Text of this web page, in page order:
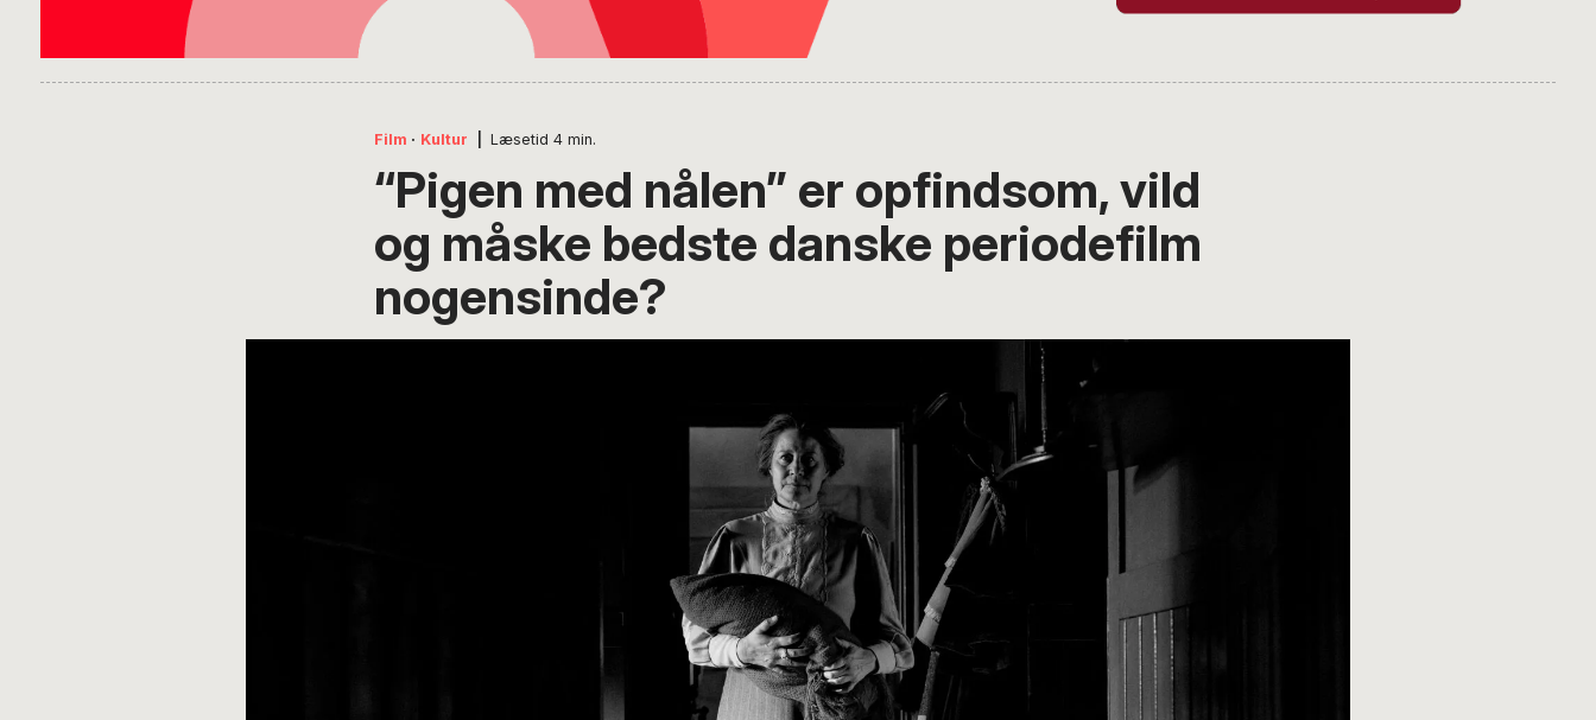
Film · Kultur Læsetid 4 min.
“Pigen med nålen” er opfindsom, vild
og måske bedste danske periodefilm
nogensinde?